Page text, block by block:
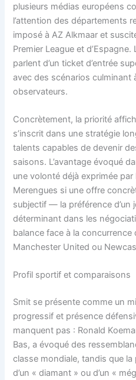
plusieurs médias européens
l’attention des départements
imposé à AZ Alkmaar et
Premier League et
parlent d’un ticket d’entrée
avec des scénarios culminant
observateurs.
Concrètement, la priorité
s’inscrit dans une stratégie
talents capables de devenir
saisons. L’avantage évoqué
une volonté déjà exprimée par
Merengues si une offre
subjectif — la préférence
déterminant dans les
balance face à la
Manchester United ou
Profil sportif et comparaisons
Smit se présente comme un
progressif et présence
manquent pas : Ronald
Bas, a évoqué des
classe mondiale, tandis que
d’un « diamant » ou d’un «